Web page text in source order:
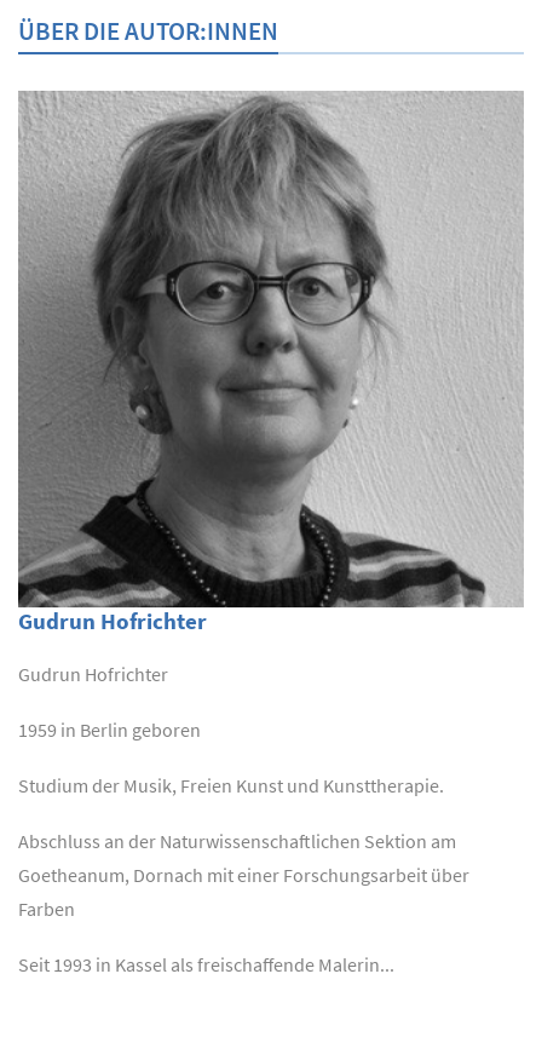
ÜBER DIE AUTOR:INNEN
Gudrun Hofrichter
Gudrun Hofrichter
1959 in Berlin geboren
Studium der Musik, Freien Kunst und Kunsttherapie.
Abschluss an der Naturwissenschaftlichen Sektion am
Goetheanum, Dornach mit einer Forschungsarbeit über
Farben
Seit 1993 in Kassel als freischaffende Malerin...